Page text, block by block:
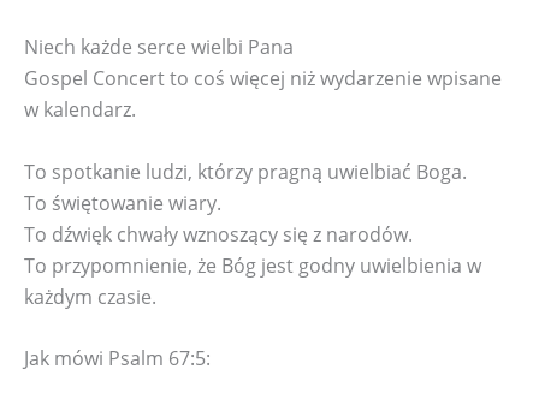
Niech każde serce wielbi Pana
Gospel Concert to coś więcej niż wydarzenie wpisane
w kalendarz.
To spotkanie ludzi, którzy pragną uwielbiać Boga.
To świętowanie wiary.
To dźwięk chwały wznoszący się z narodów.
To przypomnienie, że Bóg jest godny uwielbienia w
każdym czasie.
Jak mówi Psalm 67:5: